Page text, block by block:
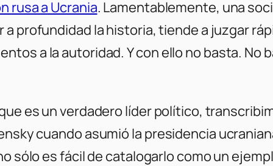
rusa a Ucrania. Lamentablemente, una
profundidad la historia, tiende a juzgar
a la autoridad. Y con ello no basta.
es un verdadero líder político,
cuando asumió la presidencia
sólo es fácil de catalogarlo como un